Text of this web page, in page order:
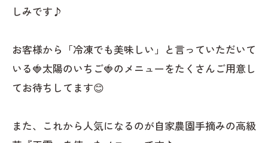
しみです♪
お客様から「冷凍でも美味しい」と言っていただいて
いる🍓太陽のいちご🍓のメニューをたくさんご用意し
てお待ちしてます😊
また、これから人気になるのが自家農園手摘みの高級